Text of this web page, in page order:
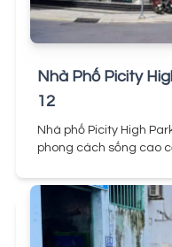
Nhà Phố Picity
12
Nhà phố Picity High
phong cách sống cao
nhân.Được thiết kế
mỗi căn nhà phố tại
sang trọng mà còn
Park, nơi tích hợp vô